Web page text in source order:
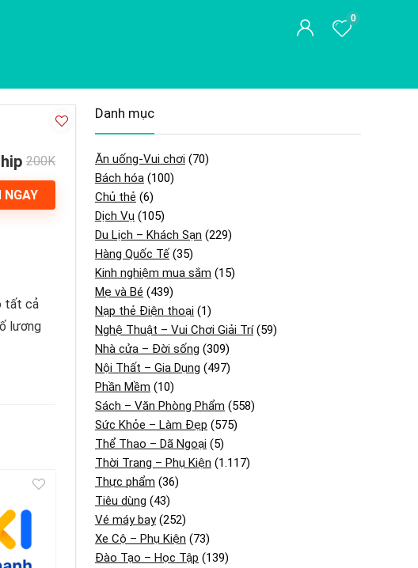
0
200K
NGAY
tất cả
lương
Danh mục
Ăn uống-Vui chơi (70)
Bách hóa (100)
Chủ thẻ (6)
Dịch Vụ (105)
Du Lịch – Khách Sạn (229)
Hàng Quốc Tế (35)
Kinh nghiệm mua sắm (15)
Mẹ và Bé (439)
Nạp thẻ Điện thoại (1)
Nghệ Thuật – Vui Chơi Giải Trí(59)
Nhà cửa – Đời sống (309)
Nội Thất – Gia Dụng (497)
Phần Mềm (10)
Sách – Văn Phòng Phẩm (558)
Sức Khỏe – Làm Đẹp (575)
Thể Thao – Dã Ngoại (5)
Thời Trang – Phụ Kiện (1.117)
Thực phẩm (36)
Tiêu dùng (43)
Vé máy bay(252)
Xe Cộ – Phụ Kiện (73)
Đào Tạo – Học Tập (139)